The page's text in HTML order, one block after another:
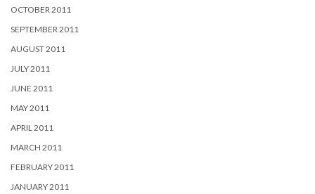
OCTOBER 2011
SEPTEMBER 2011
AUGUST 2011
JULY 2011
JUNE 2011
MAY 2011
APRIL 2011
MARCH 2011
FEBRUARY 2011
JANUARY 2011